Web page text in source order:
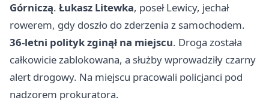
Górniczą. Łukasz Litewka, poseł Lewicy, jechał
rowerem, gdy doszło do zderzenia z samochodem.
36-letni polityk zginął na miejscu. Droga została
całkowicie zablokowana, a służby wprowadziły czarny
alert drogowy. Na miejscu pracowali policjanci pod
nadzorem prokuratora.